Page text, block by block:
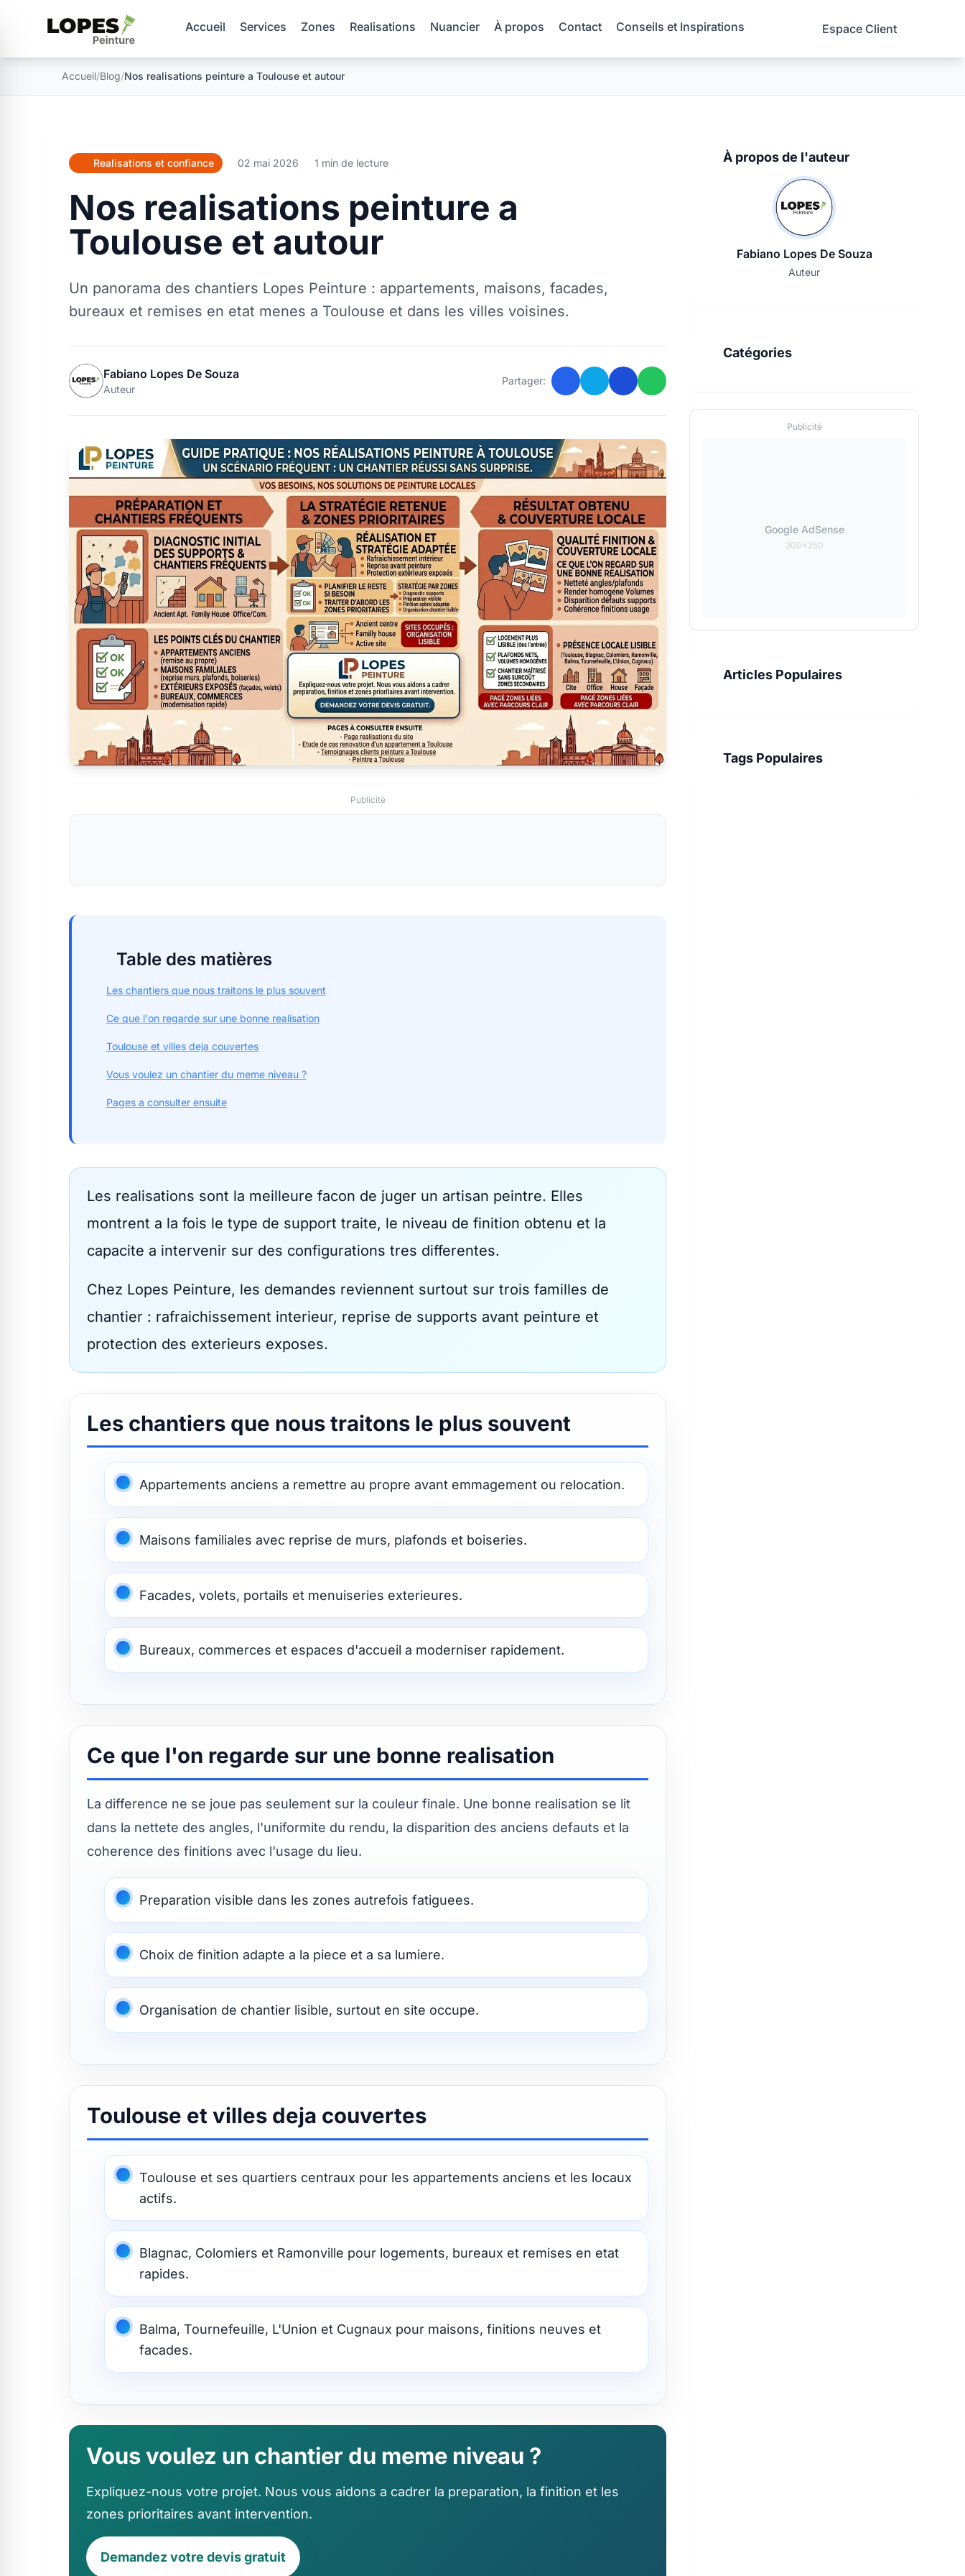
Accueil Services Zones Realisations Nuancier À propos Contact Conseils et Inspirations Espace Client
Accueil/Blog/Nos realisations peinture a Toulouse et autour
Realisations et confiance 02 mai 2026 1 min de lecture
Nos realisations peinture a
Toulouse et autour
Un panorama des chantiers Lopes Peinture : appartements, maisons, facades,
bureaux et remises en etat menes a Toulouse et dans les villes voisines.
Fabiano Lopes De Souza
Auteur
Partager:
Publicité
Table des matières
Les chantiers que nous traitons le plus souvent
Ce que l'on regarde sur une bonne realisation
Toulouse et villes deja couvertes
Vous voulez un chantier du meme niveau ?
Pages a consulter ensuite
Les realisations sont la meilleure facon de juger un artisan peintre. Elles
montrent a la fois le type de support traite, le niveau de finition obtenu et la
capacite a intervenir sur des configurations tres differentes.
Chez Lopes Peinture, les demandes reviennent surtout sur trois familles de
chantier : rafraichissement interieur, reprise de supports avant peinture et
protection des exterieurs exposes.
Les chantiers que nous traitons le plus souvent
Appartements anciens a remettre au propre avant emmagement ou relocation.
Maisons familiales avec reprise de murs, plafonds et boiseries.
Facades, volets, portails et menuiseries exterieures.
Bureaux, commerces et espaces d'accueil a moderniser rapidement.
Ce que l'on regarde sur une bonne realisation
La difference ne se joue pas seulement sur la couleur finale. Une bonne realisation se lit
dans la nettete des angles, l'uniformite du rendu, la disparition des anciens defauts et la
coherence des finitions avec l'usage du lieu.
Preparation visible dans les zones autrefois fatiguees.
Choix de finition adapte a la piece et a sa lumiere.
Organisation de chantier lisible, surtout en site occupe.
Toulouse et villes deja couvertes
Toulouse et ses quartiers centraux pour les appartements anciens et les locaux
actifs.
Blagnac, Colomiers et Ramonville pour logements, bureaux et remises en etat
rapides.
Balma, Tournefeuille, L'Union et Cugnaux pour maisons, finitions neuves et
facades.
Vous voulez un chantier du meme niveau ?
Expliquez-nous votre projet. Nous vous aidons a cadrer la preparation, la finition et les
zones prioritaires avant intervention.
Demandez votre devis gratuit
À propos de l'auteur
Fabiano Lopes De Souza
Auteur
Catégories
Publicité
Google AdSense
300x250
Articles Populaires
Tags Populaires